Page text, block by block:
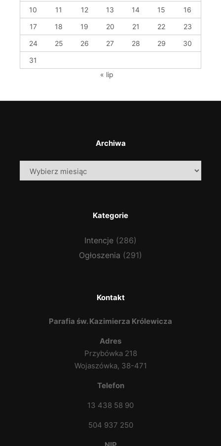
10
11 12 13 14 15
16
17
18 19 20 21 22
23
24
25 26 27 28 29
30
31
« lip
Archiwa
Archiwa
Kategorie
Intencje (286)
Ogłoszenia (291)
Kontakt
Parafia św. Kazimierza Królewicza
Adres
Przybówka 218
Wojaszówka, 38-471
Telefon
13 438 58 90
504 937 250